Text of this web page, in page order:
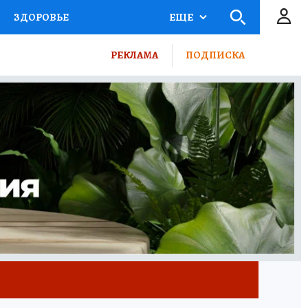
ЗДОРОВЬЕ
НА СПОРТ ПРОМОКОДЫ
ТЕЛЕВИЗОР КОЛЛЕКЦИИ
ЕЩЕ
РЕКЛАМА ПОДПИСКА